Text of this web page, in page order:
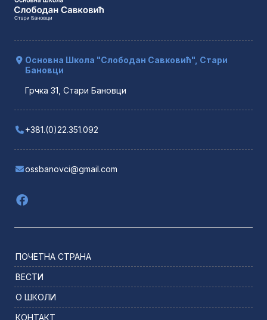
Основна Школа "Слободан Савковић", Стари
Бановци
Грчка 31, Стари Бановци
+381.(0)22.351.092
ossbanovci@gmail.com
ПОЧЕТНА СТРАНА
ВЕСТИ
О ШКОЛИ
КОНТАКТ